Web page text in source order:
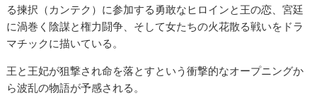
る揀択（カンテク）に参加する勇敢なヒロインと王の恋、宮廷
に渦巻く陰謀と権力闘争、そして女たちの火花散る戦いをドラ
マチックに描いている。
王と王妃が狙撃され命を落とすという衝撃的なオープニングか
ら波乱の物語が予感される。